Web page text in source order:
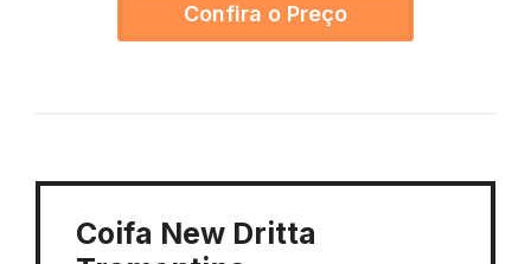
Confira o Preço
Coifa New Dritta